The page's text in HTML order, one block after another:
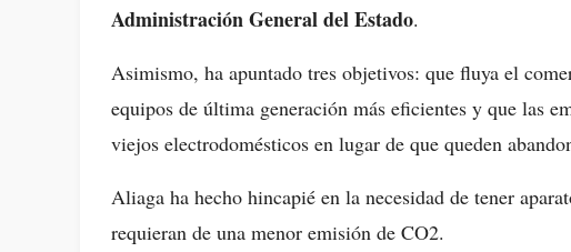
Administración General del Estado.
Asimismo, ha apuntado tres objetivos: que fluya el
equipos de última generación más eficientes y que las
viejos electrodomésticos en lugar de que queden
Aliaga ha hecho hincapié en la necesidad de tener
requieran de una menor emisión de CO2.